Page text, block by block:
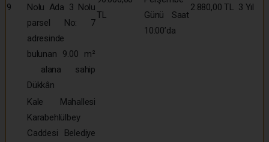
9
Nolu Ada 3 Nolu
parsel No: 7
adresinde
bulunan 9.00 m²
alana sahip
Dükkân
TL
Günü Saat
10:00’da
2.880,00 TL 3 Yıl
Kale Mahallesi
Karabehlülbey
Caddesi Belediye